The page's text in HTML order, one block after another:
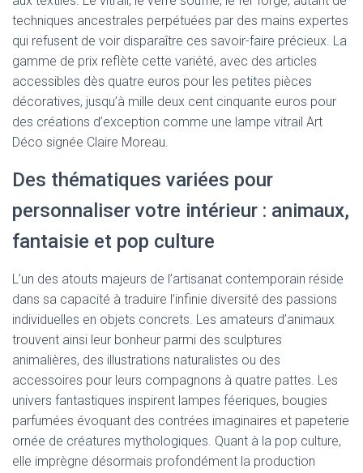
techniques ancestrales perpétuées par des mains expertes
qui refusent de voir disparaître ces savoir-faire précieux. La
gamme de prix reflète cette variété, avec des articles
accessibles dès quatre euros pour les petites pièces
décoratives, jusqu’à mille deux cent cinquante euros pour
des créations d’exception comme une lampe vitrail Art
Déco signée Claire Moreau.
Des thématiques variées pour
personnaliser votre intérieur : animaux,
fantaisie et pop culture
L’un des atouts majeurs de l’artisanat contemporain réside
dans sa capacité à traduire l’infinie diversité des passions
individuelles en objets concrets. Les amateurs d’animaux
trouvent ainsi leur bonheur parmi des sculptures
animalières, des illustrations naturalistes ou des
accessoires pour leurs compagnons à quatre pattes. Les
univers fantastiques inspirent lampes féeriques, bougies
parfumées évoquant des contrées imaginaires et papeterie
ornée de créatures mythologiques. Quant à la pop culture,
elle imprègne désormais profondément la production